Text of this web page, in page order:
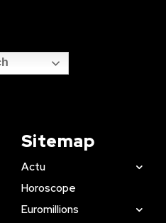
Sitemap
Actu
Horoscope
Euromillions